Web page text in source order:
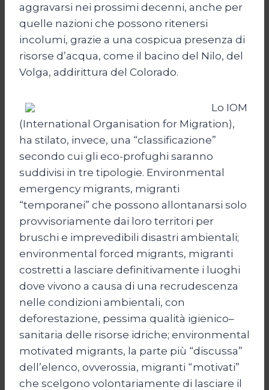
aggravarsi nei prossimi decenni, anche per
quelle nazioni che possono ritenersi
incolumi, grazie a una cospicua presenza di
risorse d’acqua, come il bacino del Nilo, del
Volga, addirittura del Colorado.
Lo IOM
(International Organisation for Migration),
ha stilato, invece, una “classificazione”
secondo cui gli eco-profughi saranno
suddivisi in tre tipologie. Environmental
emergency migrants, migranti
“temporanei” che possono allontanarsi solo
provvisoriamente dai loro territori per
bruschi e imprevedibili disastri ambientali;
environmental forced migrants, migranti
costretti a lasciare definitivamente i luoghi
dove vivono a causa di una recrudescenza
nelle condizioni ambientali, con
deforestazione, pessima qualità igienico–
sanitaria delle risorse idriche; environmental
motivated migrants, la parte più “discussa”
dell’elenco, ovverossia, migranti “motivati”
che scelgono volontariamente di lasciare il